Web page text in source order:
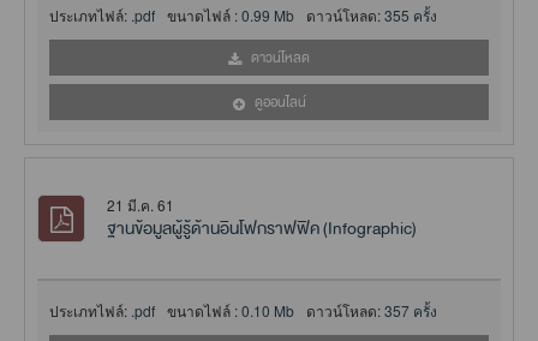
ประเภทไฟล์: .pdf ขนาดไฟล์ :0.99 Mb ดาวน์โหลด:355 ครั้ง
ดาวน์โหลด
ดูออนไลน์
21 มี.ค. 61
ฐานข้อมูลผู้รู้ด้านอินโฟกราฟฟิค (Infographic)
ประเภทไฟล์: .pdf ขนาดไฟล์ :0.10 Mb ดาวน์โหลด:357 ครั้ง